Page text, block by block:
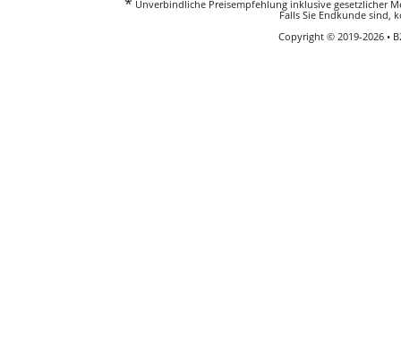
* Unverbindliche Preisempfehlung inklusive gesetzlicher
Falls Sie Endkunde sind,
Copyright © 2019-2026 •